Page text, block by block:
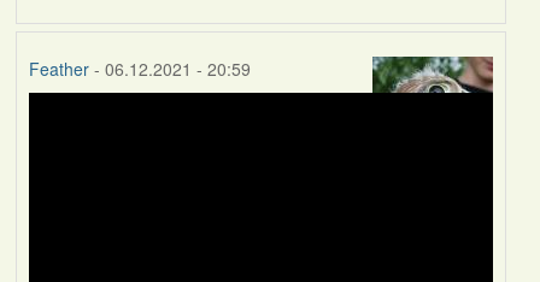
Feather- 06.12.2021 - 20:59